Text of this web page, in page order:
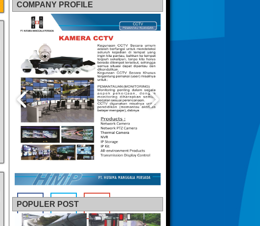
COMPANY PROFILE
POPULER POST